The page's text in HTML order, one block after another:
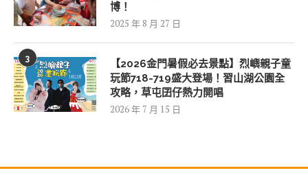
博！
2025 年 8 月 27 日
3
【2026金門暑假必去景點】烈嶼親子童
玩節718-719盛大登場！習山湖公園全
攻略，草屯囝仔熱力開唱
2026 年 7 月 15 日